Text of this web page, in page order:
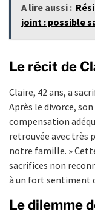
A lire aussi :
joint : possible
Le récit de
Claire, 42 ans, a
Après le divorce,
compensation
retrouvée avec très
notre famille. »
sacrifices non
à un fort sentiment
Le dilemme